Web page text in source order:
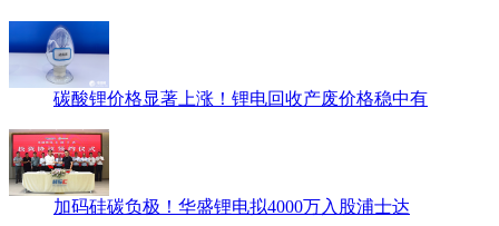
碳酸锂价格显著上涨！锂电回收产废价格稳中有
加码硅碳负极！华盛锂电拟4000万入股浦士达